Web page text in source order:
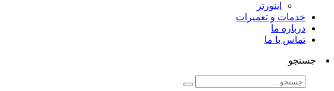
اینورتر
خدمات و تعمیرات
درباره ما
تماس با ما
جستجو